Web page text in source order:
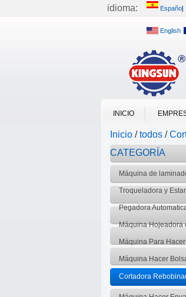
idioma: Español
English
INICIO
Inicio /todos /
CATEGORÍA
Máquina de
Troqueladora y
Caliente
Pegadora
Máquina Hojeadora
Máquina Para
Máquina Hacer
Cortadora